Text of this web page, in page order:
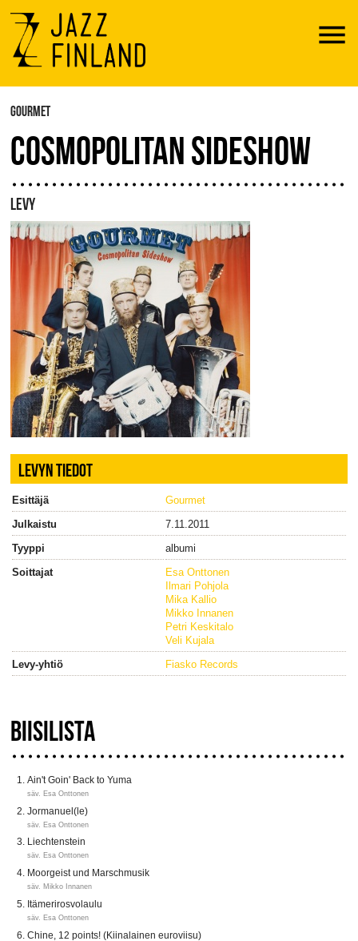
Menu
GOURMET
COSMOPOLITAN SIDESHOW
LEVY
LEVYN TIEDOT
Esittäjä
Gourmet
Julkaistu
7.11.2011
Tyyppi
albumi
Soittajat
Esa Onttonen
Ilmari Pohjola
Mika Kallio
Mikko Innanen
Petri Keskitalo
Veli Kujala
Levy-yhtiö
Fiasko Records
BIISILISTA
Ain't Goin' Back to Yuma
säv. Esa Onttonen
Jormanuel(le)
säv. Esa Onttonen
Liechtenstein
säv. Esa Onttonen
Moorgeist und Marschmusik
säv. Mikko Innanen
Itämerirosvolaulu
säv. Esa Onttonen
Chine, 12 points! (Kiinalainen euroviisu)